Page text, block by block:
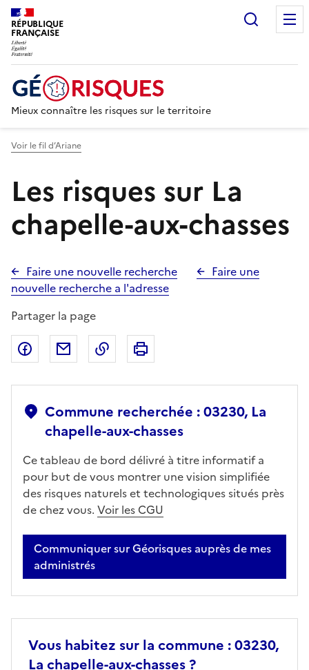
RÉPUBLIQUE
FRANÇAISE
Mieux connaître les risques sur le territoire
Voir le fil d’Ariane
Les risques sur La
chapelle-aux-chasses
Faire une nouvelle recherche
Faire une
nouvelle recherche a l'adresse
Partager la page
Partager sur Facebook
Partager par emailCopier dans le presse-papier
Commune recherchée : 03230, La
chapelle-aux-chasses
Ce tableau de bord délivré à titre informatif a
pour but de vous montrer une vision simplifiée
des risques naturels et technologiques situés près
de chez vous. Voir les CGU
Communiquer sur Géorisques auprès de mes
administrés
Vous habitez sur la commune : 03230,
La chapelle-aux-chasses ?